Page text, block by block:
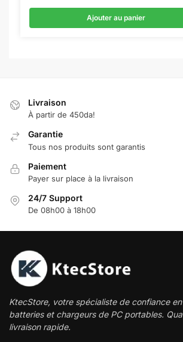
Ajouter au panier
Livraison
À partir de 450da!
Garantie
Tous nos produits sont garantis
Paiement
Payer sur place à la livraison
24/7 Support
De 08h00 à 18h00
KtecStore, votre spécialiste de confiance
batteries et chargeurs de PC portables.
livraison rapide.